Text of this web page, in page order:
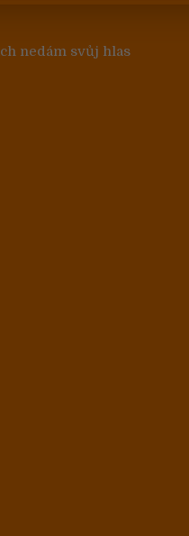
příspěvek
nedám svůj hlas